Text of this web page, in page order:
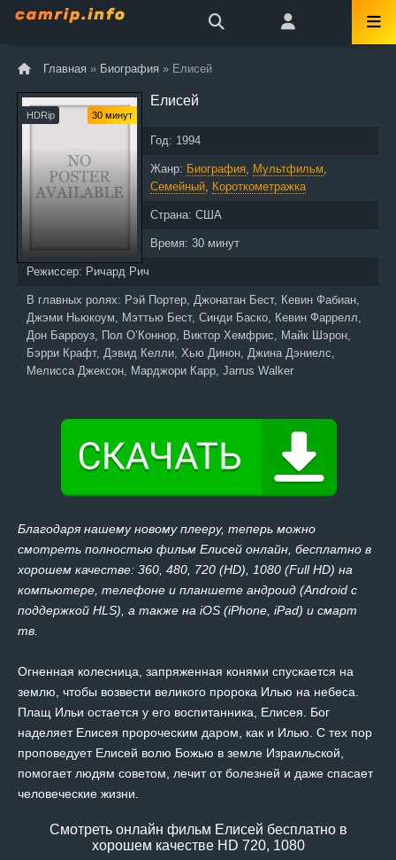
Главная » Биография » Елисей
HDRip 30 минут
Елисей
Год: 1994
Жанр: Биография, Мультфильм,
Семейный, Короткометражка
Страна: США
Время: 30 минут
Режиссер: Ричард Рич
В главных ролях: Рэй Портер, Джонатан Бест, Кевин Фабиан,
Джэми Ньюкоум, Мэттью Бест, Синди Баско, Кевин Фаррелл,
Дон Барроуз, Пол О’Коннор, Виктор Хемфрис, Майк Шэрон,
Бэрри Крафт, Дэвид Келли, Хью Динон, Джина Дэниелс,
Мелисса Джексон, Марджори Карр, Jarrus Walker
Благодаря нашему новому плееру, теперь можно
смотреть полностью фильм Елисей онлайн, бесплатно в
хорошем качестве: 360, 480, 720 (HD), 1080 (Full HD) на
компьютере, телефоне и планшете андроид (Android с
поддержкой HLS), а также на iOS (iPhone, iPad) и смарт
тв.
Огненная колесница, запряженная конями спускается на
землю, чтобы возвести великого пророка Илью на небеса.
Плащ Ильи остается у его воспитанника, Елисея. Бог
наделяет Елисея пророческим даром, как и Илью. С тех пор
проповедует Елисей волю Божью в земле Израильской,
помогает людям советом, лечит от болезней и даже спасает
человеческие жизни.
Смотреть онлайн фильм Елисей бесплатно в
хорошем качестве HD 720, 1080